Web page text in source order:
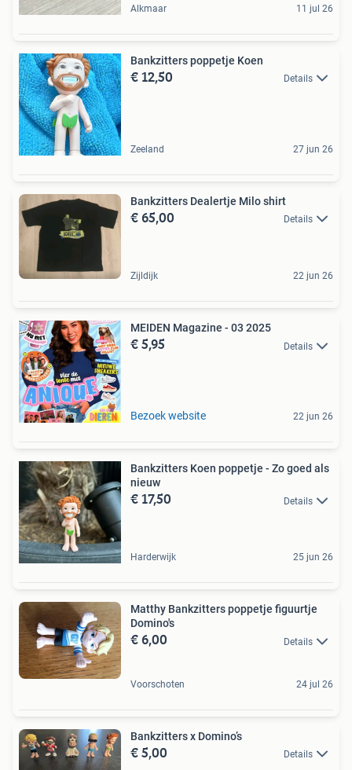
Alkmaar 11 jul 26
Bankzitters poppetje Koen
€ 12,50 Details
Zeeland 27 jun 26
Bankzitters Dealertje Milo shirt
€ 65,00 Details
Zijldijk 22 jun 26
MEIDEN Magazine - 03 2025
€ 5,95 Details
Bezoek website 22 jun 26
Bankzitters Koen poppetje - Zo goed als
nieuw
€ 17,50 Details
Harderwijk 25 jun 26
Matthy Bankzitters poppetje figuurtje
Domino's
€ 6,00 Details
Voorschoten 24 jul 26
Bankzitters x Domino’s
€ 5,00 Details